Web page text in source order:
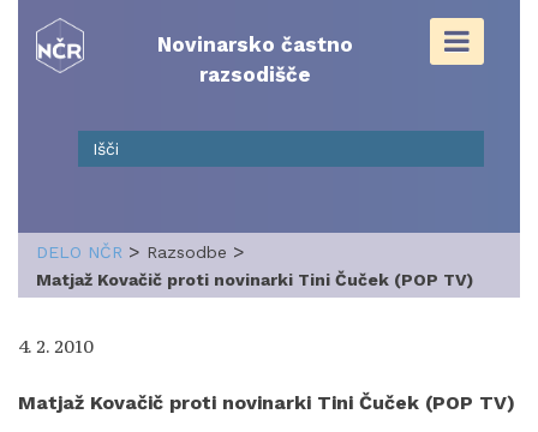
content
Novinarsko častno
razsodišče
DELO NČR > Razsodbe >
Matjaž Kovačič proti novinarki Tini Čuček (POP TV)
4. 2. 2010
Matjaž Kovačič proti novinarki Tini Čuček (POP TV)